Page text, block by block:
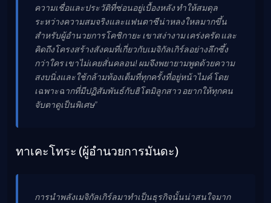
ความเชื่อและประวัติที่ซ่อนอยู่เบื้องหลัง ทำให้สมดุล
ระหว่างความสมจริงและแฟนตาซีน่าหลงใหลมากขึ้น
สำหรับผู้อำนวยการโคชิกายะ เขาสง่างาม เคร่งครัด และ
คิดถึงโครงสร้างสังคมที่เกี่ยวกับเมจิกัลเกิร์ลอย่างลึกซึ้ง
กว่าใคร เขาไม่เคยสั่นคลอน! ผมจึงพยายามพูดด้วยความ
สงบนิ่งและใช้กล้ามท้องเต็มที่ทุกครั้งที่อยู่หน้าไมค์ โดย
เฉพาะฉากที่มีปฏิสัมพันธ์กับฮิโตมิลูกสาว อยากให้ทุกคน
จับตาดูเป็นพิเศษ”
ทาเคะโทระ (ผู้อำนวยการมันดะ)
การนำพลังเมจิกัลเกิร์ลมาทำเป็นธุรกิจนั้นน่าสนใจมาก